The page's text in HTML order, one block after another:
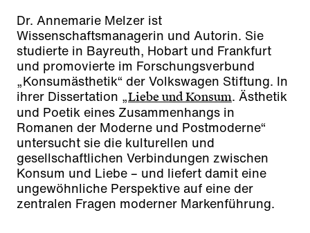
Dr. Annemarie Melzer ist
Wissenschaftsmanagerin und Autorin. Sie
studierte in Bayreuth, Hobart und Frankfurt
und promovierte im Forschungsverbund
„Konsumästhetik“ der Volkswagen Stiftung. In
ihrer Dissertation „Liebe und Konsum. Ästhetik
und Poetik eines Zusammenhangs in
Romanen der Moderne und Postmoderne“
untersucht sie die kulturellen und
gesellschaftlichen Verbindungen zwischen
Konsum und Liebe – und liefert damit eine
ungewöhnliche Perspektive auf eine der
zentralen Fragen moderner Markenführung.